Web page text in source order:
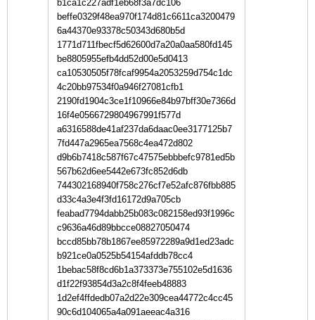
b1ca1c227adf1eb68f3a7dc106
beffe0329f48ea970f174d81c6611ca3200479
6a44370e93378c50343d680b5d
1771d711fbecf5d62600d7a20a0aa580fd145
be8805955efb4dd52d00e5d0413
ca10530505f78fcaf9954a2053259d754c1dc
4c20bb97534f0a946f27081cfb1
2190fd1904c3ce1f10966e84b97bff30e7366d
16f4e0566729804967991f577d
a6316588de41af237da6daac0ee3177125b7
7fd447a2965ea7568c4ea472d802
d9b6b7418c587f67c47575ebbbefc9781ed5b
567b62d6ee5442e673fc852d6db
744302168940f758c276cf7e52afc876fbb885
d33c4a3e4f3fd16172d9a705cb
feabad7794dabb25b083c082158ed93f1996c
c9636a46d89bbcce08827050474
bccd85bb78b1867ee85972289a9d1ed23adc
b921ce0a0525b54154afddb78cc4
1bebac58f8cd6b1a373373e755102e5d1636
d1f22f93854d3a2c8f4feeb48883
1d2ef4ffdedb07a2d22e309cea44772c4cc45
90c6d104065a4a091aeeac4a316